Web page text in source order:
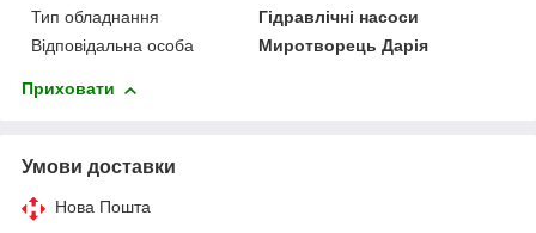
Тип обладнання
Гідравлічні насоси
Відповідальна особа
Миротворець Дарія
Приховати
Умови доставки
Нова Пошта